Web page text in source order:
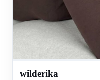
wilderika